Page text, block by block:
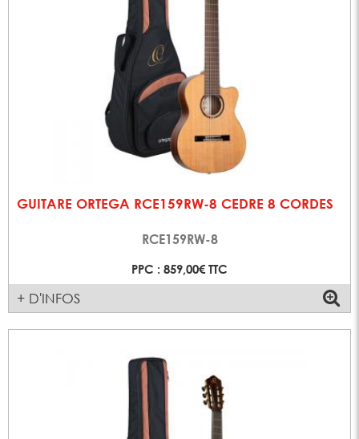
GUITARE ORTEGA RCE159RW-8 CEDRE 8 CORDES
RCE159RW-8
PPC : 859,00€ TTC
+ D'INFOS